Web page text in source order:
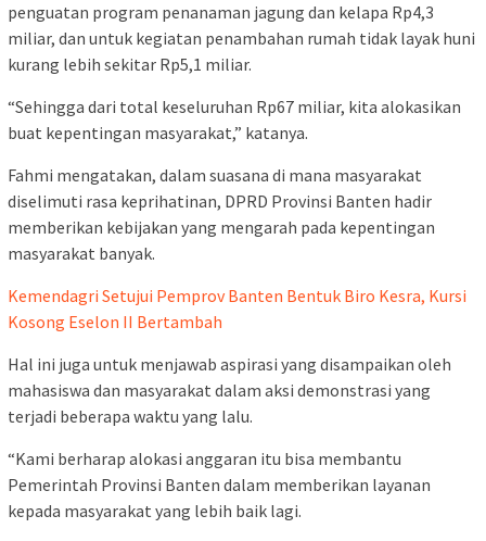
penguatan program penanaman jagung dan kelapa Rp4,3
miliar, dan untuk kegiatan penambahan rumah tidak layak huni
kurang lebih sekitar Rp5,1 miliar.
“Sehingga dari total keseluruhan Rp67 miliar, kita alokasikan
buat kepentingan masyarakat,” katanya.
Fahmi mengatakan, dalam suasana di mana masyarakat
diselimuti rasa keprihatinan, DPRD Provinsi Banten hadir
memberikan kebijakan yang mengarah pada kepentingan
masyarakat banyak.
Kemendagri Setujui Pemprov Banten Bentuk Biro Kesra, Kursi
Kosong Eselon II Bertambah
Hal ini juga untuk menjawab aspirasi yang disampaikan oleh
mahasiswa dan masyarakat dalam aksi demonstrasi yang
terjadi beberapa waktu yang lalu.
“Kami berharap alokasi anggaran itu bisa membantu
Pemerintah Provinsi Banten dalam memberikan layanan
kepada masyarakat yang lebih baik lagi.